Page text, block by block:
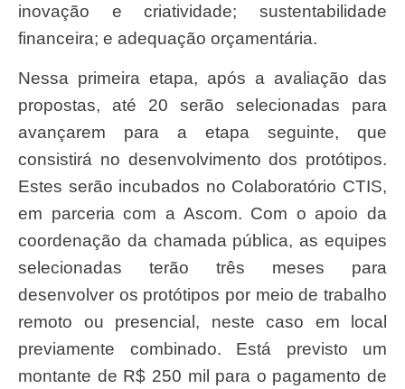
inovação e criatividade; sustentabilidade
financeira; e adequação orçamentária.
Nessa primeira etapa, após a avaliação das
propostas, até 20 serão selecionadas para
avançarem para a etapa seguinte, que
consistirá no desenvolvimento dos protótipos.
Estes serão incubados no Colaboratório CTIS,
em parceria com a Ascom. Com o apoio da
coordenação da chamada pública, as equipes
selecionadas terão três meses para
desenvolver os protótipos por meio de trabalho
remoto ou presencial, neste caso em local
previamente combinado. Está previsto um
montante de R$ 250 mil para o pagamento de